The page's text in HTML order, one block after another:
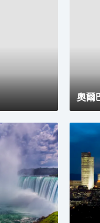
△埃利斯島移民博物館
參觀埃利斯島移民博物
述了數百萬移民經過埃
道分館及大都會修道院
網上體驗與大都會藝術
奧爾